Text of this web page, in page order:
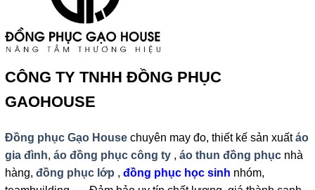
CÔNG TY TNHH ĐỒNG PHỤC
GAOHOUSE
Đồng phục Gạo Housechuyên may đo, thiết kế sản xuấtáo
gia đình, áo đồng phục công ty, áo thun đồng phụcnhà
hàng, đồng phục lớp , đồng phục học sinh nhóm,